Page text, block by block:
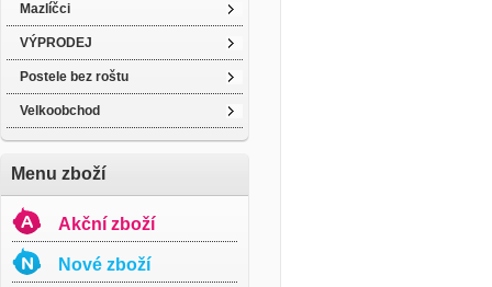
Mazlíčci
VÝPRODEJ
Postele bez roštu
Velkoobchod
Menu zboží
Akční zboží
Nové zboží